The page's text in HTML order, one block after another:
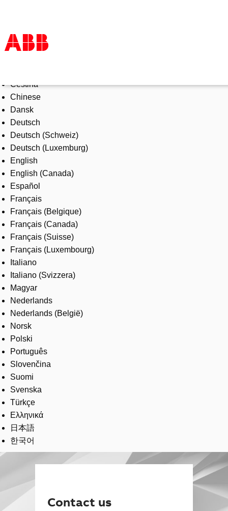
Products & Solutions
Industries
Services
About us
Where to buy
Contact us
Careers
Čeština
Chinese
Dansk
Deutsch
Deutsch (Schweiz)
Deutsch (Luxemburg)
English
English (Canada)
Español
Français
Français (Belgique)
Français (Canada)
Français (Suisse)
Français (Luxembourg)
Italiano
Italiano (Svizzera)
Magyar
Nederlands
Nederlands (België)
Norsk
Polski
Português
Slovenčina
Suomi
Svenska
Türkçe
Ελληνικά
日本語
한국어
Contact us